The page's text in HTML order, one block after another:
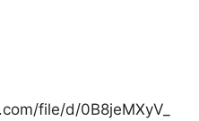
file/d/0B8jeMXyV_